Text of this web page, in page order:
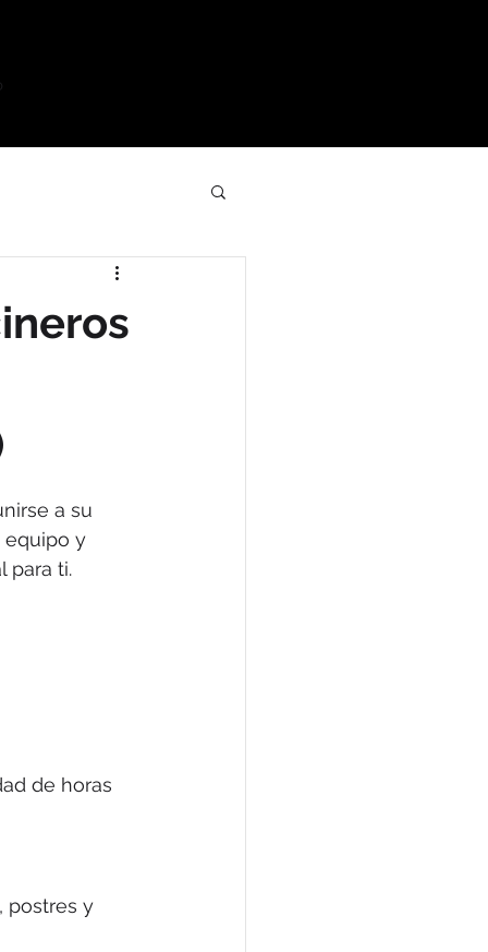
a su
equipo y
para ti.
de horas
postres y